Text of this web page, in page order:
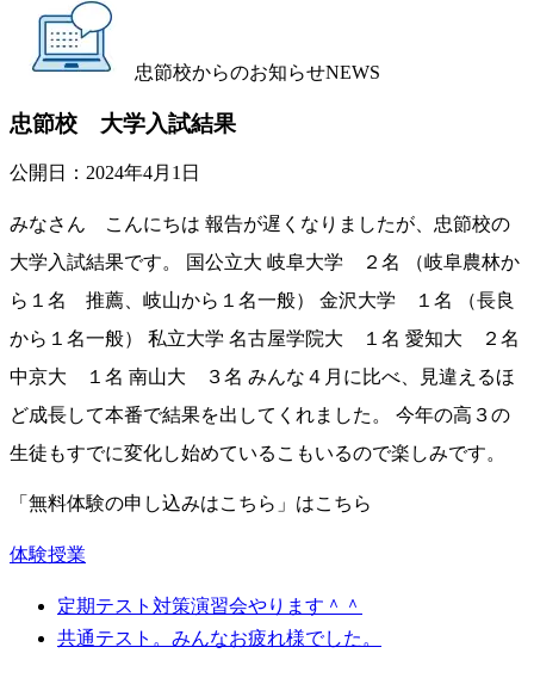
忠節校からのお知らせNEWS
忠節校 大学入試結果
公開日： 2024年4月1日
みなさん こんにちは 報告が遅くなりましたが、忠節校の
大学入試結果です。 国公立大 岐阜大学 ２名 （岐阜農林か
ら１名 推薦、岐山から１名一般） 金沢大学 １名 （長良
から１名一般） 私立大学 名古屋学院大 １名 愛知大 ２名
中京大 １名 南山大 ３名 みんな４月に比べ、見違えるほ
ど成長して本番で結果を出してくれました。 今年の高３の
生徒もすでに変化し始めているこもいるので楽しみです。
「無料体験の申し込みはこちら」はこちら
体験授業
定期テスト対策演習会やります＾＾
共通テスト。みんなお疲れ様でした。